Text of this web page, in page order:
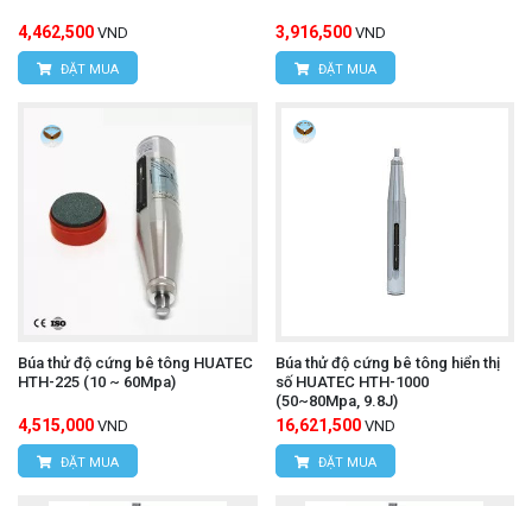
4,462,500 VND
ĐẶT MUA
3,916,500 VND
ĐẶT MUA
Búa thử độ cứng bê tông HUATEC
HTH-225 (10 ~ 60Mpa)
4,515,000 VND
ĐẶT MUA
Búa thử độ cứng bê tông hiển thị
số HUATEC HTH-1000
(50~80Mpa, 9.8J)
16,621,500 VND
ĐẶT MUA